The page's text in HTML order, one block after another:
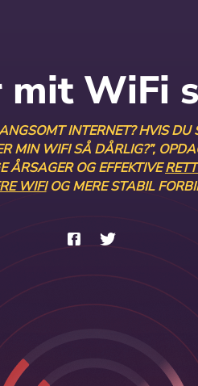
mit WiFi
INTERNET? HVIS DU
MIN WIFI SÅ DÅRLIG?”,
ÅRSAGER OG EFFEKTIVE
WIFIOG MERE STABIL